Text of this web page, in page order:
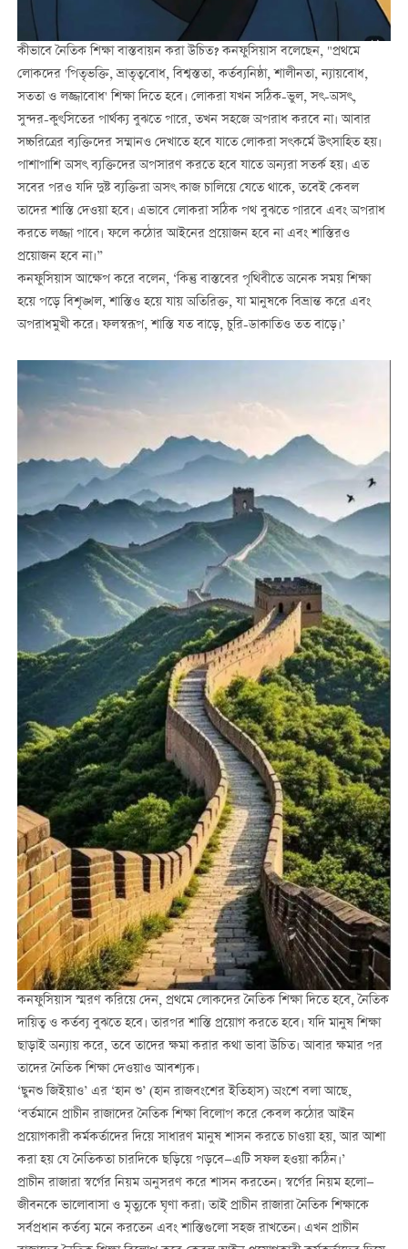
কীভাবে নৈতিক শিক্ষা বাস্তবায়ন করা উচিত? কনফুসিয়াস বলেছেন, "প্রথমে
লোকদের 'পিতৃভক্তি, ভ্রাতৃত্ববোধ, বিশ্বস্ততা, কর্তব্যনিষ্ঠা, শালীনতা, ন্যায়বোধ,
সততা ও লজ্জাবোধ' শিক্ষা দিতে হবে। লোকরা যখন সঠিক-ভুল, সৎ-অসৎ,
সুন্দর-কুৎসিতের পার্থক্য বুঝতে পারে, তখন সহজে অপরাধ করবে না। আবার
সচ্চরিত্রের ব্যক্তিদের সম্মানও দেখাতে হবে যাতে লোকরা সৎকর্মে উৎসাহিত হয়।
পাশাপাশি অসৎ ব্যক্তিদের অপসারণ করতে হবে যাতে অন্যরা সতর্ক হয়। এত
সবের পরও যদি দুষ্ট ব্যক্তিরা অসৎ কাজ চালিয়ে যেতে থাকে, তবেই কেবল
তাদের শাস্তি দেওয়া হবে। এভাবে লোকরা সঠিক পথ বুঝতে পারবে এবং অপরাধ
করতে লজ্জা পাবে। ফলে কঠোর আইনের প্রয়োজন হবে না এবং শাস্তিরও
প্রয়োজন হবে না।”
কনফুসিয়াস আক্ষেপ করে বলেন, ‘কিন্তু বাস্তবের পৃথিবীতে অনেক সময় শিক্ষা
হয়ে পড়ে বিশৃঙ্খল, শাস্তিও হয়ে যায় অতিরিক্ত, যা মানুষকে বিভ্রান্ত করে এবং
অপরাধমুখী করে। ফলস্বরূপ, শাস্তি যত বাড়ে, চুরি-ডাকাতিও তত বাড়ে।’
কনফুসিয়াস স্মরণ করিয়ে দেন, প্রথমে লোকদের নৈতিক শিক্ষা দিতে হবে, নৈতিক
দায়িত্ব ও কর্তব্য বুঝতে হবে। তারপর শাস্তি প্রয়োগ করতে হবে। যদি মানুষ শিক্ষা
ছাড়াই অন্যায় করে, তবে তাদের ক্ষমা করার কথা ভাবা উচিত। আবার ক্ষমার পর
তাদের নৈতিক শিক্ষা দেওয়াও আবশ্যক।
‘ছুনশু জিইয়াও’ এর ‘হান শু’ (হান রাজবংশের ইতিহাস) অংশে বলা আছে,
‘বর্তমানে প্রাচীন রাজাদের নৈতিক শিক্ষা বিলোপ করে কেবল কঠোর আইন
প্রয়োগকারী কর্মকর্তাদের দিয়ে সাধারণ মানুষ শাসন করতে চাওয়া হয়, আর আশা
করা হয় যে নৈতিকতা চারদিকে ছড়িয়ে পড়বে—এটি সফল হওয়া কঠিন।’
প্রাচীন রাজারা স্বর্গের নিয়ম অনুসরণ করে শাসন করতেন। স্বর্গের নিয়ম হলো—
জীবনকে ভালোবাসা ও মৃত্যুকে ঘৃণা করা। তাই প্রাচীন রাজারা নৈতিক শিক্ষাকে
সর্বপ্রধান কর্তব্য মনে করতেন এবং শাস্তিগুলো সহজ রাখতেন। এখন প্রাচীন